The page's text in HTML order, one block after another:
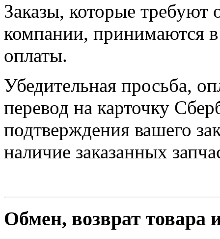
Заказы, которые требуют
компании, принимаются
оплаты.
Убедительная просьба,
перевод на карточку
подтверждения вашего
наличие заказанных
Обмен, возврат товара